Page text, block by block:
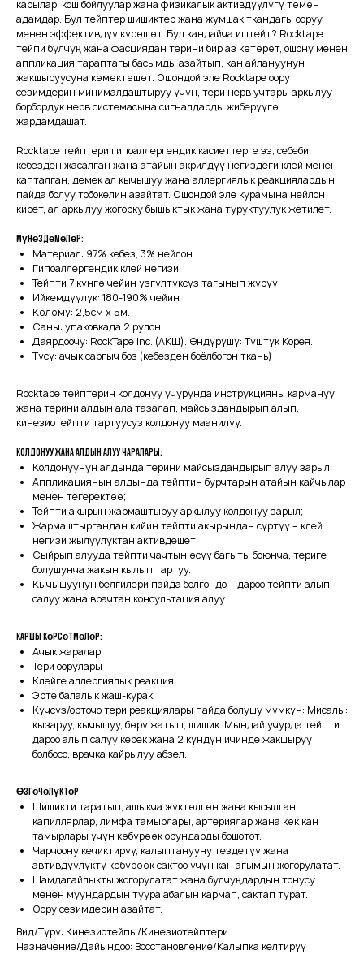
карылар, кош бойлуулар жана физикалык активдүүлүгү төмөн
адамдар. Бул тейптер шишиктер жана жумшак ткандагы ооруу
менен эффективдүү күрөшөт. Бул кандайча иштейт? Rocktape
тейпи булчуң жана фасциядан терини бир аз көтөрөт, ошону менен
аппликация тараптагы басымды азайтып, кан айлануунун
жакшыруусуна көмөктөшөт. Ошондой эле Rocktape оору
сезимдерин минималдаштыруу үчүн, тери нерв учтары аркылуу
борбордук нерв системасына сигналдарды жиберүүгө
жардамдашат.
Rocktape тейптери гипоаллергендик касиеттерге ээ, себеби
кебезден жасалган жана атайын акрилдүү негиздеги клей менен
капталган, демек ал кычышуу жана аллергиялык реакциялардын
пайда болуу тобокелин азайтат. Ошондой эле курамына нейлон
кирет, ал аркылуу жогорку бышыктык жана туруктуулук жетилет.
Мүнөздөмөлөр:
Материал: 97% кебез, 3% нейлон
Гипоаллергендик клей негизи
Тейпти 7 күнгө чейин үзгүлтүксүз тагынып жүрүү
Ийкемдүүлүк: 180-190% чейин
Көлөмү: 2,5см х 5м.
Саны: упаковкада 2 рулон.
Даярдоочу: RockTape Inc. (АКШ). Өндүрүшү: Түштүк Корея.
Түсү: ачык саргыч боз (кебезден боёлбогон ткань)
Rocktape тейптерин колдонуу учурунда инструкцияны кармануу
жана терини алдын ала тазалап, майсыздандырып алып,
кинезиотейпти тартуусуз колдонуу маанилүү.
Колдонуу жана алдын алуу чаралары:
Колдонуунун алдында терини майсыздандырып алуу зарыл;
Аппликациянын алдында тейптин бурчтарын атайын кайчылар
менен тегеректөө;
Тейпти акырын жармаштыруу аркылуу колдонуу зарыл;
Жармаштыргандан кийин тейпти акырындан сүртүү – клей
негизи жылуулуктан активдешет;
Сыйрып алууда тейпти чачтын өсүү багыты боюнча, териге
болушунча жакын кылып тартуу.
Кычышуунун белгилери пайда болгондо – дароо тейпти алып
салуу жана врачтан консультация алуу.
Каршы көрсөтмөлөр:
Ачык жаралар;
Тери оорулары
Клейге аллергиялык реакция;
Эрте балалык жаш-курак;
Күчсүз/орточо тери реакциялары пайда болушу мүмкүн: Мисалы:
кызаруу, кычышуу, бөрү жатыш, шишик. Мындай учурда тейпти
дароо алып салуу керек жана 2 күндүн ичинде жакшыруу
болбосо, врачка кайрылуу абзел.
Өзгөчөлүктөр
Шишикти таратып, ашыкча жүктөлгөн жана кысылган
капиллярлар, лимфа тамырлары, артериялар жана көк кан
тамырлары үчүн көбүрөөк орундарды бошотот.
Чарчоону кечиктирүү, калыптанууну тездетүү жана
автивдүүлүктү көбүрөөк сактоо үчүн кан агымын жогорулатат.
Шамдагайлыкты жогорулатат жана булчуңдардын тонусу
менен муундардын туура абалын кармап, сактап турат.
Оору сезимдерин азайтат.
Вид/Түрү: Кинезиотейпы/Кинезиотейптери
Назначение/Дайындоо: Восстановление/Калыпка келтирүү